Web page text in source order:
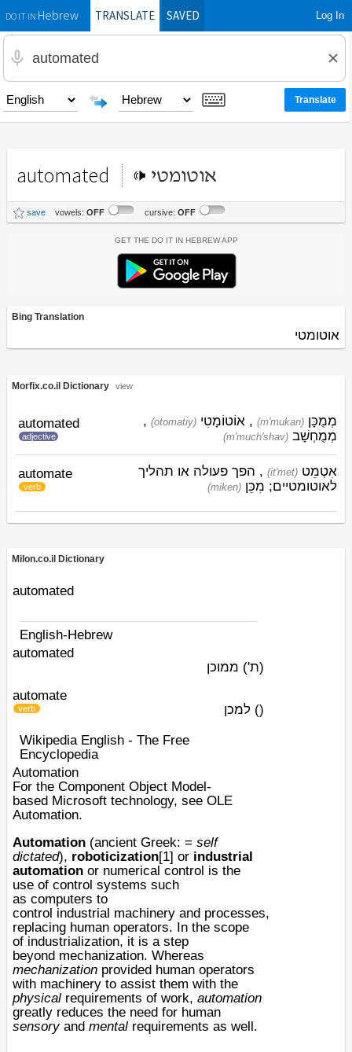
DO IT INHebrewTRANSLATE SAVED Log In
automated אוטומטי
save vowels: OFF cursive: OFF
Get the Do It In Hebrew App
Bing Translation
אוטומטי
Morfix.co.il Dictionary view
automated
adjective
(m'mukan) מְמֻכָּן ,
(otomatiy) אוֹטוֹמָטִי ,
(m'much'shav) מְמֻחְשָׁב
automate
verb
(it'met) אִטְמֵט
, הפך פעולה או תהליך
לאוטומטיים;
(miken) מִכֵּן
Milon.co.il Dictionary
automated
English-Hebrew
automated
(ת') ממוכן
automate
(
verb ) למכן
Wikipedia English - The Free
Encyclopedia
Automation
For the Component Object Model-
based Microsoft technology, see OLE
Automation.
Automation (ancient Greek: = self
dictated), roboticization[1] or industrial
automation or numerical control is the
use of control systems such
as computers to
control industrial machinery and processes,
replacing human operators. In the scope
of industrialization, it is a step
beyond mechanization. Whereas
mechanization provided human operators
with machinery to assist them with the
physical requirements of work, automation
greatly reduces the need for human
sensoryand mental requirements as well.